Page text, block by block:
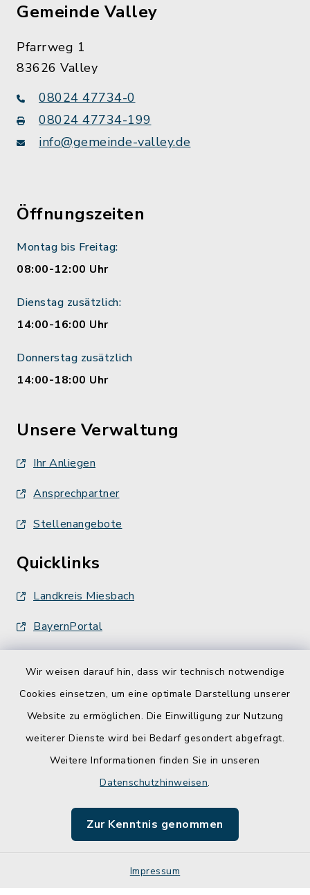
Wir weisen darauf hin, dass wir technisch notwendige
Cookies einsetzen, um eine optimale Darstellung unserer
Website zu ermöglichen. Die Einwilligung zur Nutzung
weiterer Dienste wird bei Bedarf gesondert abgefragt.
Weitere Informationen finden Sie in unseren
Datenschutzhinweisen.
Zur Kenntnis genommen
Impressum
Gemeinde Valley
Pfarrweg 1
83626 Valley
08024 47734-0
08024 47734-199
info@gemeinde-valley.de
Öffnungszeiten
Montag bis Freitag:
08:00-12:00 Uhr
Dienstag zusätzlich:
14:00-16:00 Uhr
Donnerstag zusätzlich
14:00-18:00 Uhr
Unsere Verwaltung
Ihr Anliegen
Ansprechpartner
Stellenangebote
Quicklinks
Landkreis Miesbach
BayernPortal
Barrierefreiheit
Impressum
Sitemap